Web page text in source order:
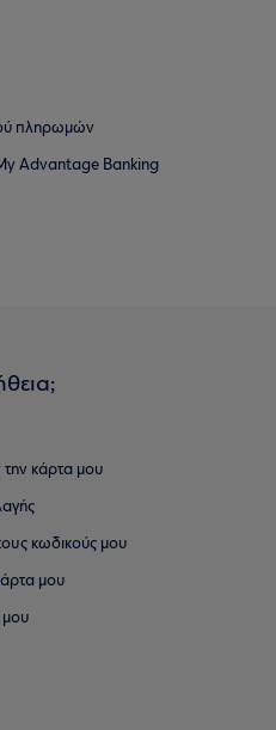
πληρωμών
Advantage Banking
κάρτα μου
κωδικούς μου
μου